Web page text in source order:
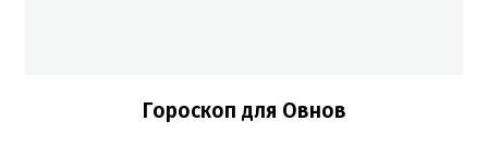
Гороскоп для Овнов